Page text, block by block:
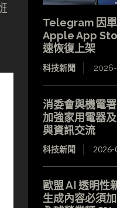
Telegram 因
Apple App
速恢復上架
科技新聞
消委會與機電
加強家用電器
與資訊交流
科技新聞 2026-
歐盟 AI 透明性
生成內容必須